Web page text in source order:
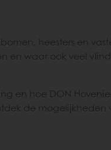
heesters en
en waar ook veel
en hoe DON
de mogelijkheden